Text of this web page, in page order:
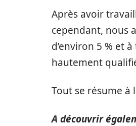
Après avoir
cependant, nous
d’environ 5 % et
hautement
Tout se résume à
A découvrir